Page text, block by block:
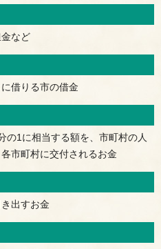
など
借りる市の借金
の1に相当する額を、市町村の人
市町村に交付されるお金
出すお金